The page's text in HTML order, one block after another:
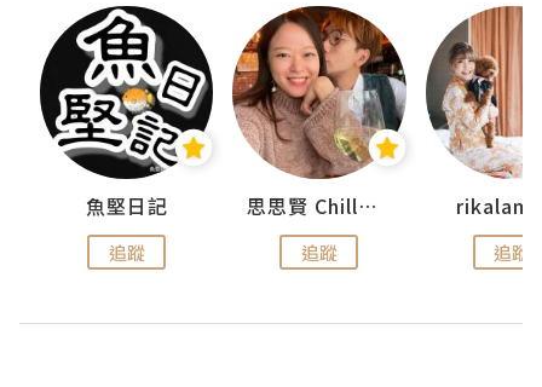
魚堅日記
追蹤
思思賢 ChillMyBabe
追蹤 追蹤